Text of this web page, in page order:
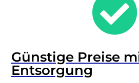

Günstige Preise
Entsorgung